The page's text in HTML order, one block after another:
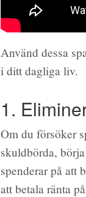
Använd dessa
i ditt dagliga liv.
1.
Om du försöker
skuldbörda,
spenderar på att
att betala ränta